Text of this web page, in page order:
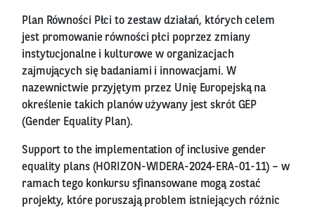
Plan Równości Płci to zestaw działań, których celem
jest promowanie równości płci poprzez zmiany
instytucjonalne i kulturowe w organizacjach
zajmujących się badaniami i innowacjami. W
nazewnictwie przyjętym przez Unię Europejską na
określenie takich planów używany jest skrót GEP
(Gender Equality Plan).
Support to the implementation of inclusive gender
equality plans (HORIZON-WIDERA-2024-ERA-01-11) – w
ramach tego konkursu sfinansowane mogą zostać
projekty, które poruszają problem istniejących różnic